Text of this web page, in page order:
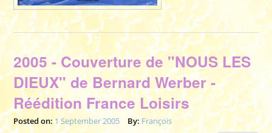
2005 - Couverture de "NOUS LES
DIEUX" de Bernard Werber -
Réédition France Loisirs
Posted on: 1 September 2005 By: François